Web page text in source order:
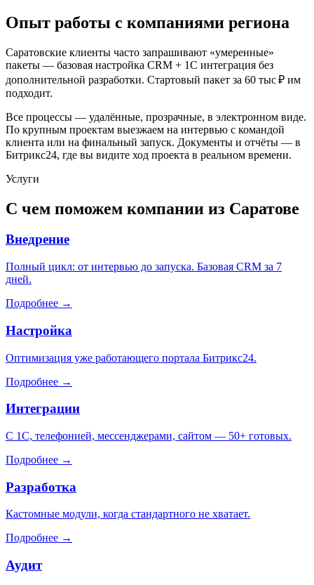
Опыт работы с компаниями региона
Саратовские клиенты часто запрашивают «умеренные»
пакеты — базовая настройка CRM + 1С интеграция без
дополнительной разработки. Стартовый пакет за 60 тыс ₽ им
подходит.
Все процессы — удалённые, прозрачные, в электронном виде.
По крупным проектам выезжаем на интервью с командой
клиента или на финальный запуск. Документы и отчёты — в
Битрикс24, где вы видите ход проекта в реальном времени.
Услуги
С чем поможем компании из Саратове
Внедрение
Полный цикл: от интервью до запуска. Базовая CRM за 7
дней.
Подробнее →
Настройка
Оптимизация уже работающего портала Битрикс24.
Подробнее →
Интеграции
С 1С, телефонией, мессенджерами, сайтом — 50+ готовых.
Подробнее →
Разработка
Кастомные модули, когда стандартного не хватает.
Подробнее →
Аудит